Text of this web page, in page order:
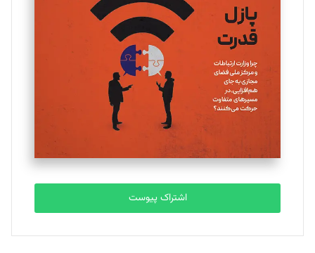
یسنا امان‌پور
تحریریه
ملینا جعفری
تحریریه
مصطفی مسجدی آرانی
تحریریه
بابک نقاش
تحریریه
اشتراک پیوست